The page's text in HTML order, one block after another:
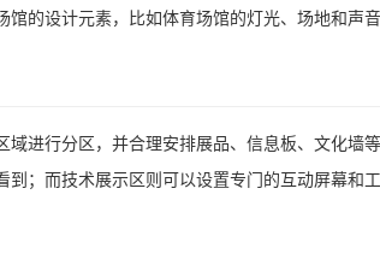
的设计元素，比如体育场馆的灯光、场地和声
进行分区，并合理安排展品、信息板、文化墙
；而技术展示区则可以设置专门的互动屏幕和